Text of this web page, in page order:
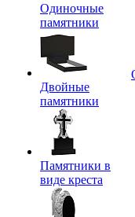
Одиночные
памятники
Двойные
памятники
Памятники в
виде креста